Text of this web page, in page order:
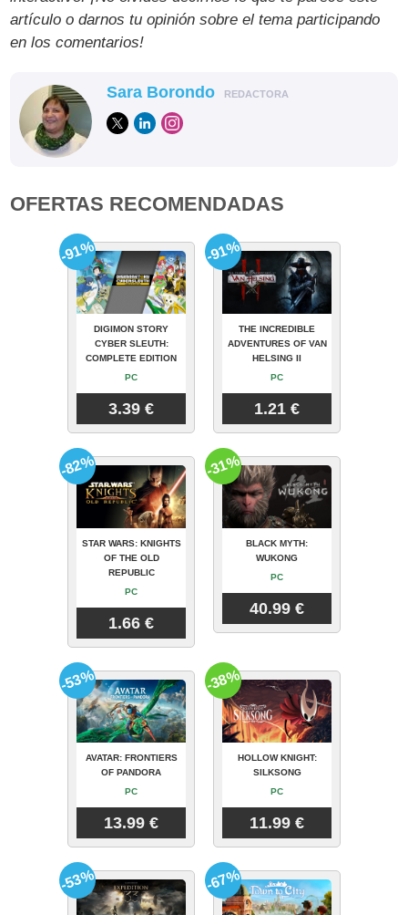
artículo o darnos tu opinión sobre el tema participando
en los comentarios!
Sara Borondo REDACTORA
OFERTAS RECOMENDADAS
DIGIMON STORY
CYBER SLEUTH:
COMPLETE EDITION
PC
3.39 €
-91%
THE INCREDIBLE
ADVENTURES OF VAN
HELSING II
PC
1.21 €
-91%
STAR WARS: KNIGHTS
OF THE OLD
REPUBLIC
PC
1.66 €
-82%
BLACK MYTH:
WUKONG
PC
40.99 €
-31%
AVATAR: FRONTIERS
OF PANDORA
PC
13.99 €
-53%
HOLLOW KNIGHT:
SILKSONG
PC
11.99 €
-38%
-53% -67%